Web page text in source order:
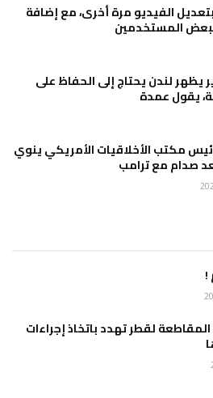
الفيديو مرة أخرى، مع إضافة
المستخدمين
يظهر لندن يحتاج إلى الحفاظ على
يقول عمدة
مكتب الأخلاقيات الأمريكي ينوي
صدام مع ترامب
!
المقاطعة لقطر تهدد باتخاذ إجراءات